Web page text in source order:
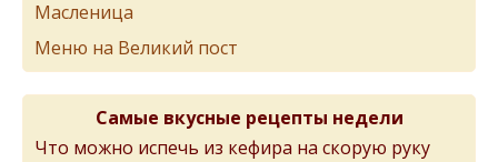
Масленица
Меню на Великий пост
Самые вкусные рецепты недели
Что можно испечь из кефира на скорую руку